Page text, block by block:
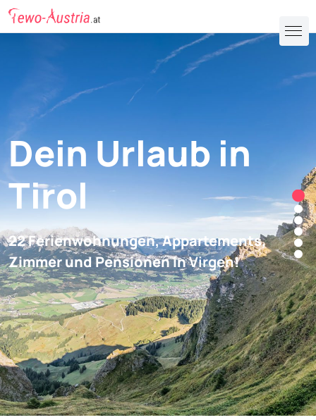
Dein Urlaub in
Tirol
22 Ferienwohnungen, Appartements,
Zimmer und Pensionen inVirgen!